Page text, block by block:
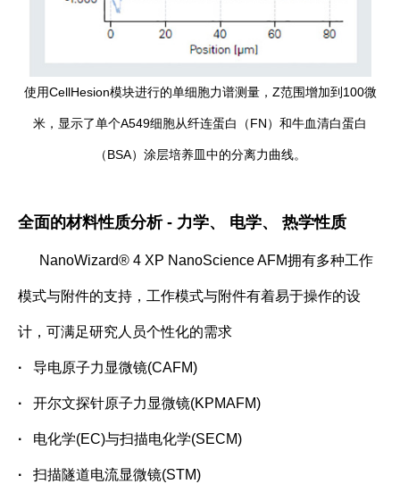
使用CellHesion模块进行的单细胞力谱测量，Z范围增加到100微
米，显示了单个A549细胞从纤连蛋白（FN）和牛血清白蛋白
（BSA）涂层培养皿中的分离力曲线。
全面的材料性质分析 - 力学、 电学、 热学性质
NanoWizard® 4 XP NanoScience AFM拥有多种工作
模式与附件的支持，工作模式与附件有着易于操作的设
计，可满足研究人员个性化的需求
· 导电原子力显微镜(CAFM)
· 开尔文探针原子力显微镜(KPMAFM)
· 电化学(EC)与扫描电化学(SECM)
· 扫描隧道电流显微镜(STM)